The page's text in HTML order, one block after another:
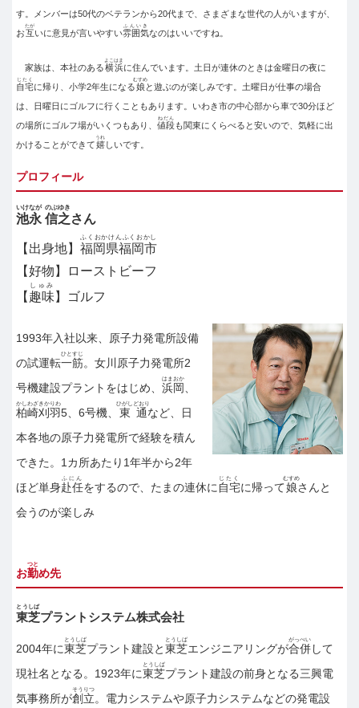
す。メンバーは50代のベテランから20代まで、さまざまな世代の人がいますが、
お互
たが
いに意見が言いやすい雰囲気
ふんいき
なのはいいですね。
家族は、本社のある横浜
よこはま
に住んでいます。土日が連休のときは金曜日の夜に
自宅
じたく
に帰り、小学2年生になる娘
むすめ
と遊ぶのが楽しみです。土曜日が仕事の場合
は、日曜日にゴルフに行くこともあります。いわき市の中心部から車で30分ほど
の場所にゴルフ場がいくつもあり、 値段
ねだん
も関東にくらべると安いので、気軽に出
かけることができて嬉
うれ
しいです。
プロフィール
池永
いけなが
信之
のぶゆき
さん
【出身地】 福岡県福岡市
ふくおかけんふくおかし
【好物】ローストビーフ
【趣味
しゅみ
】ゴルフ
1993年入社以来、原子力発電所設備
の試運転一筋
ひとすじ
。女川原子力発電所2
号機建設プラントをはじめ、 浜岡
はまおか
柏崎刈羽
かしわざきかりわ
5、6号機、 東通
ひがしどおり
など、日
本各地の原子力発電所で経験を積ん
できた。1カ所あたり1年半から2年
ほど単身赴任
ふにん
をするので、たまの連休に 自宅
じたく
に帰って娘
むすめ
さんと
会うのが楽しみ
お勤
つと
め先
東芝
とうしば
プラントシステム株式会社
2004年に東芝
とうしば
プラント建設と東芝
とうしば
エンジニアリングが合併
がっぺい
して
現社名となる。1923年に東芝
とうしば
プラント建設の前身となる三興電
気事務所が創立
そうりつ
。電力システムや原子力システムなどの発電設